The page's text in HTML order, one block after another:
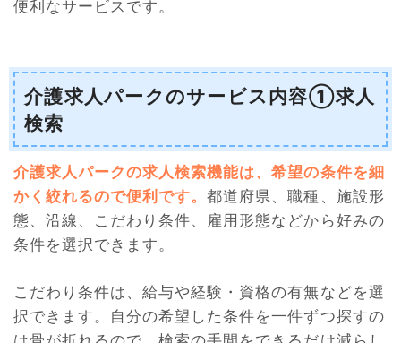
便利なサービスです。
介護求人パークのサービス内容①求人
検索
介護求人パークの求人検索機能は、希望の条件を細
かく絞れるので便利です。都道府県、職種、施設形
態、沿線、こだわり条件、雇用形態などから好みの
条件を選択できます。
こだわり条件は、給与や経験・資格の有無などを選
択できます。自分の希望した条件を一件ずつ探すの